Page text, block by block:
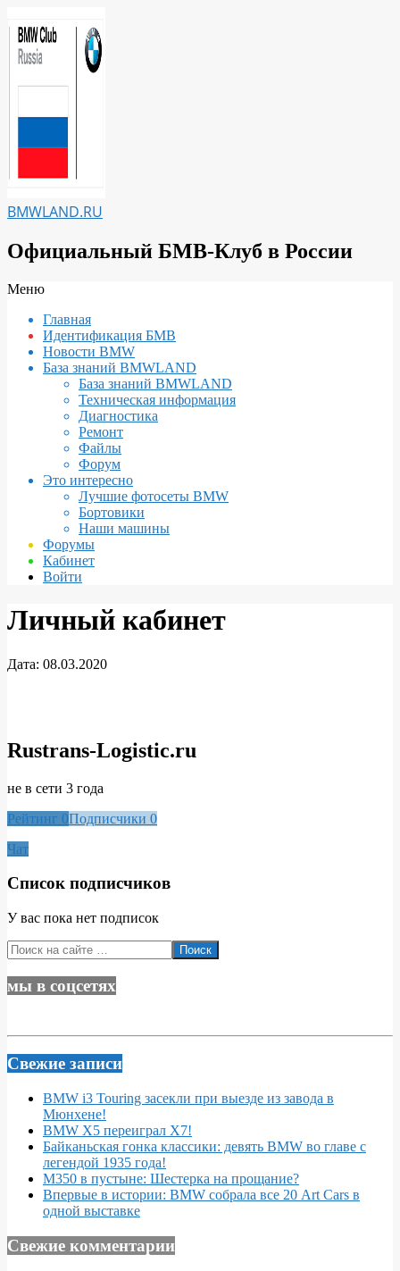
к
содержимому
BMWLAND.RU
Официальный БМВ-Клуб в России
Вторичное
навигации
Меню
Главная
Идентификация БМВ
Новости BMW
База знаний BMWLAND
База знаний BMWLAND
Техническая информация
Диагностика
Ремонт
Файлы
Форум
Это интересно
Лучшие фотосеты BMW
Бортовики
Наши машины
Форумы
Кабинет
Войти
Личный кабинет
Дата: 08.03.2020
Rustrans-Logistic.ru
не в сети 3 года
Рейтинг 0Подписчики 0
Чат
Список подписчиков
У вас пока нет подписок
2020-
03-
08
Поиск
мы в соцсетях
Свежие записи
BMW i3 Touring засекли при выезде из завода в
Мюнхене!
BMW X5 переиграл X7!
Байканьская гонка классики: девять BMW во главе с
легендой 1935 года!
M350 в пустыне: Шестерка на прощание?
Впервые в истории: BMW собрала все 20 Art Cars в
одной выставке
Свежие комментарии